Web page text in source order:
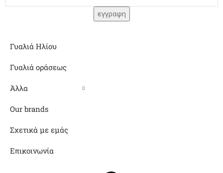
Γυαλιά Ηλίου
Γυαλιά οράσεως
Άλλα
Our brands
Σχετικά με εμάς
Επικοινωνία